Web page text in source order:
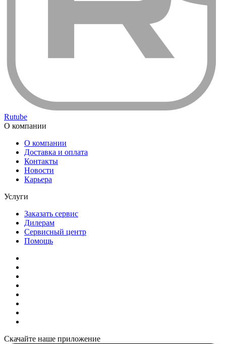
Rutube
О компании
О компании
Доставка и оплата
Контакты
Новости
Карьера
Услуги
Заказать сервис
Дилерам
Сервисный центр
Помощь
Скачайте наше приложение